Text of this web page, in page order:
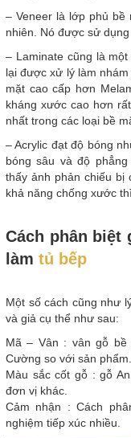
– Veneer là lớp phủ
nhiên. Nó được sử
– Laminate cũng là
lại được xử lý làm
mặt cao cấp hơn
kháng xước cao hơn
nhất trong các loại bề
– Acrylic đạt độ bóng
bóng sâu và độ
thấy ảnh phản chiếu bị
khả năng chống xước
Cách phân biệt
làm tủ bếp
Một số cách cũng như
và giả cụ thể như sau:
Mã – Vân : vân gỗ
Cường so với sản phẩm.
Màu sắc cốt gỗ : gỗ
đơn vị khác.
Cảm nhận : Cách
nghiệm tiếp xúc nhiều.